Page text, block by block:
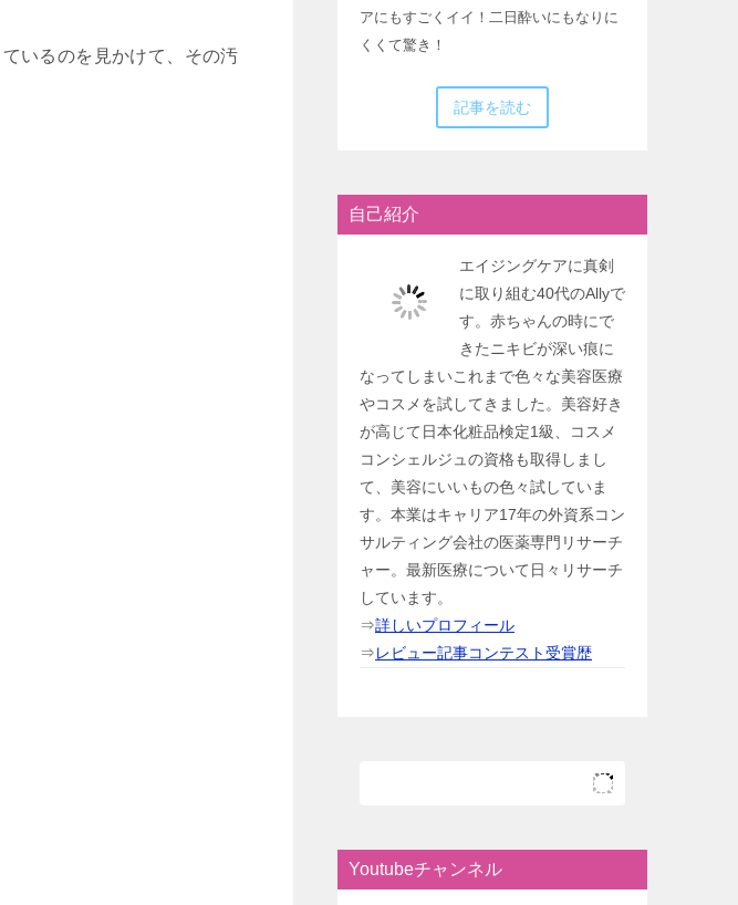
いるのを見かけて、その汚
アにもすごくイイ！二日酔いにもなりに
くくて驚き！
記事を読む
自己紹介
エイジングケアに真剣
に取り組む40代のAllyで
す。赤ちゃんの時にで
きたニキビが深い痕に
なってしまいこれまで色々な美容医療
やコスメを試してきました。美容好き
が高じて日本化粧品検定1級、コスメ
コンシェルジュの資格も取得しまし
て、美容にいいもの色々試していま
す。本業はキャリア17年の外資系コン
サルティング会社の医薬専門リサーチ
ャー。最新医療について日々リサーチ
しています。
⇒詳しいプロフィール
⇒レビュー記事コンテスト受賞歴
Youtubeチャンネル